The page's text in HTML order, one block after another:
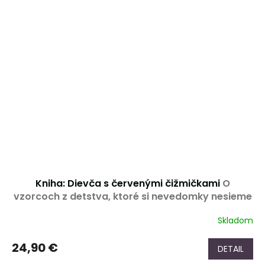
Kniha: Dievča s červenými čižmičkami O
vzorcoch z detstva, ktoré si nevedomky nesieme
Skladom
24,90 € DETAIL